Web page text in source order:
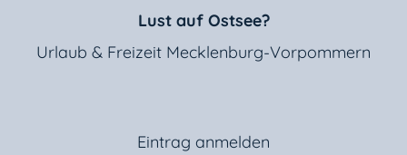
Lust auf Ostsee?
Urlaub & Freizeit Mecklenburg-Vorpommern
Eintrag anmelden